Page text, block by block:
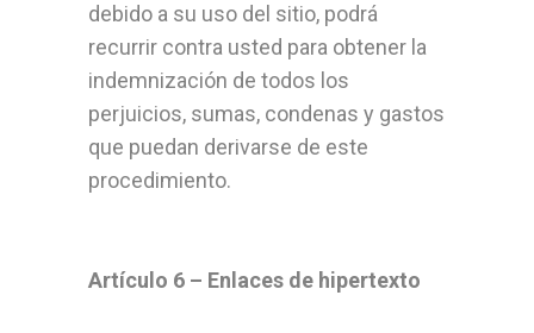
debido a su uso del sitio, podrá
recurrir contra usted para obtener la
indemnización de todos los
perjuicios, sumas, condenas y gastos
que puedan derivarse de este
procedimiento.
Artículo 6 – Enlaces de hipertexto